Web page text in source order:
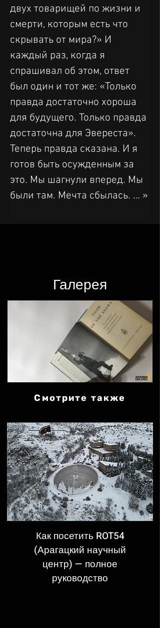
двух товарищей по жизни и
смерти, которым есть что
скрывать от мира?» И
каждый раз, когда я
спрашивал об этом, ответ
был один и тот же: «Только
правда достаточно хороша
для будущего. Только правда
достаточна для Эвереста».
Теперь правда сказана. И я
готов быть осужденным за
это. Мы шагнули вперед. Мы
были там. Мечта сбылась. … »
Галерея​
Смотрите также
Как посетить ROT54
(Арагацкий научный
центр) — полное
руководство